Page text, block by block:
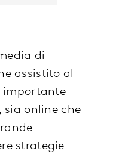
di
assistito al
importante
online che
strategie